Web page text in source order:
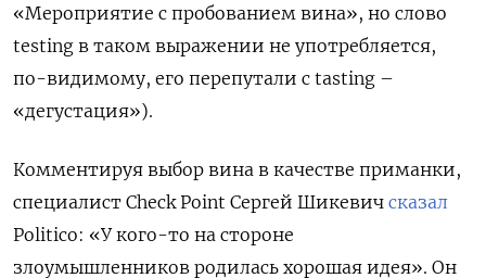
«Мероприятие с пробованием вина», но слово
testing в таком выражении не употребляется,
по-видимому, его перепутали с tasting –
«дегустация»).
Комментируя выбор вина в качестве приманки,
специалист Check Point Сергей Шикевич сказал
Politico: «У кого-то на стороне
злоумышленников родилась хорошая идея». Он